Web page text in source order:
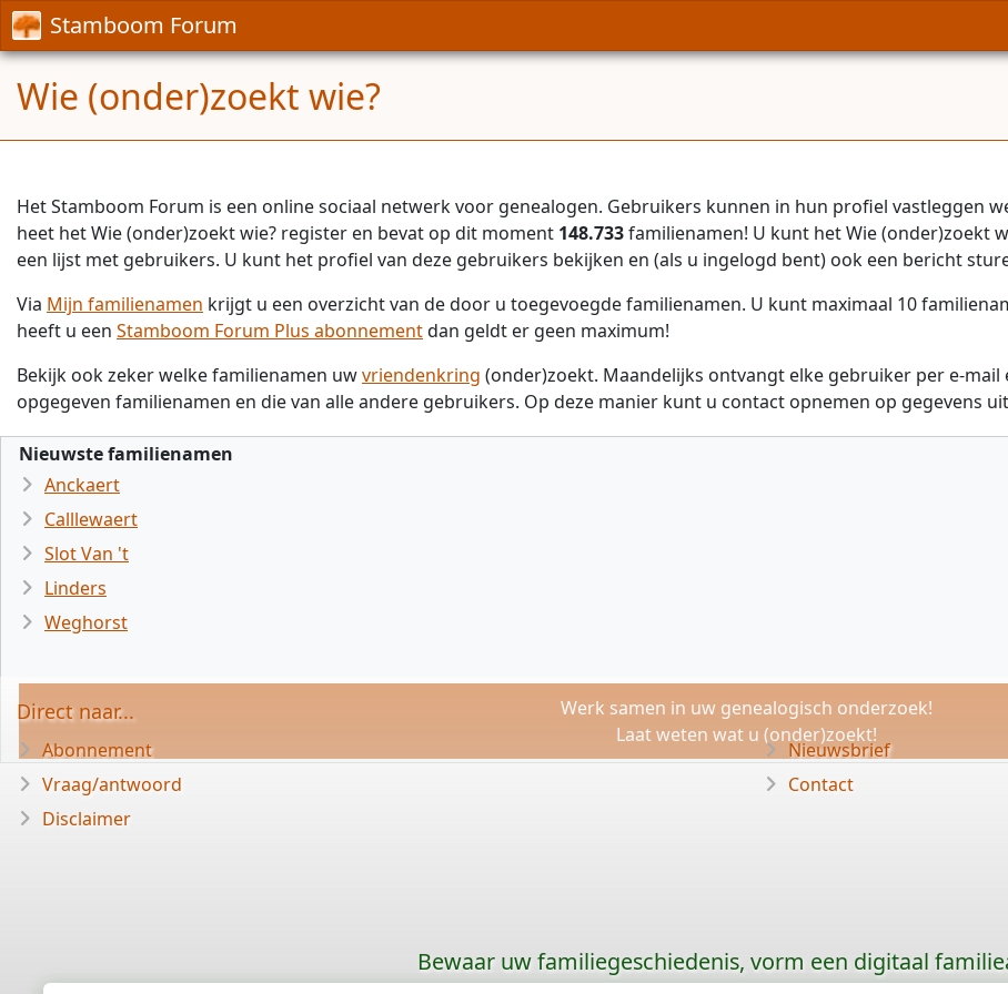
Stamboom Forum
Wie (onder)zoekt wie?
Het Stamboom Forum is een online sociaal netwerk voor genealogen. Gebruikers kunnen in hun profiel vastleggen
heet het Wie (onder)zoekt wie? register en bevat op dit moment 148.733familienamen! U kunt het Wie (onder)zoekt
een lijst met gebruikers. U kunt het profiel van deze gebruikers bekijken en (als u ingelogd bent) ook een bericht
Via Mijn familienamen krijgt u een overzicht van de door u toegevoegde familienamen. U kunt maximaal 10
heeft u een Stamboom Forum Plus abonnementdan geldt er geen maximum!
Bekijk ook zeker welke familienamen uwvriendenkring (onder)zoekt. Maandelijks ontvangt elke gebruiker per e-
opgegeven familienamen en die van alle andere gebruikers. Op deze manier kunt u contact opnemen op gegevens
Nieuwste familienamen
Anckaert
Calllewaert
Slot Van 't
Linders
Weghorst
Werk samen in uw genealogisch onderzoek!
Laat weten wat u (onder)zoekt!
Direct naar...
Abonnement
Vraag/antwoord
Disclaimer
Nieuwsbrief
Contact
Bewaar uw familiegeschiedenis, vorm een digitaal